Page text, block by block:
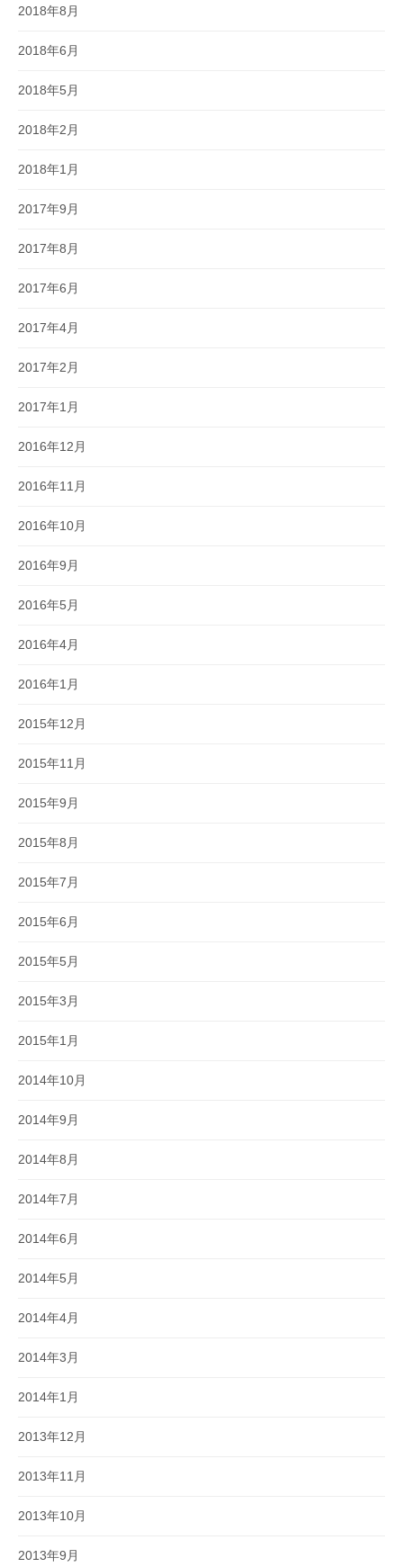
2018年8月
2018年6月
2018年5月
2018年2月
2018年1月
2017年9月
2017年8月
2017年6月
2017年4月
2017年2月
2017年1月
2016年12月
2016年11月
2016年10月
2016年9月
2016年5月
2016年4月
2016年1月
2015年12月
2015年11月
2015年9月
2015年8月
2015年7月
2015年6月
2015年5月
2015年3月
2015年1月
2014年10月
2014年9月
2014年8月
2014年7月
2014年6月
2014年5月
2014年4月
2014年3月
2014年1月
2013年12月
2013年11月
2013年10月
2013年9月